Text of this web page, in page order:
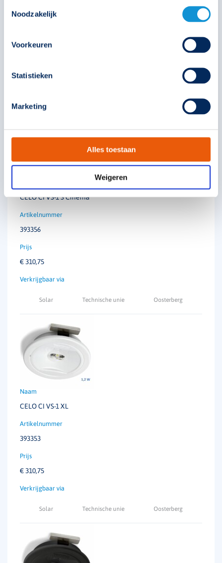
Noodzakelijk
Voorkeuren
Statistieken
Marketing
Alles toestaan
Weigeren
CELO CI VS-1 S Cinema
393356
€ 310,75
Solar Technische unie Oosterberg
CELO CI VS-1 XL
393353
€ 310,75
Solar Technische unie Oosterberg